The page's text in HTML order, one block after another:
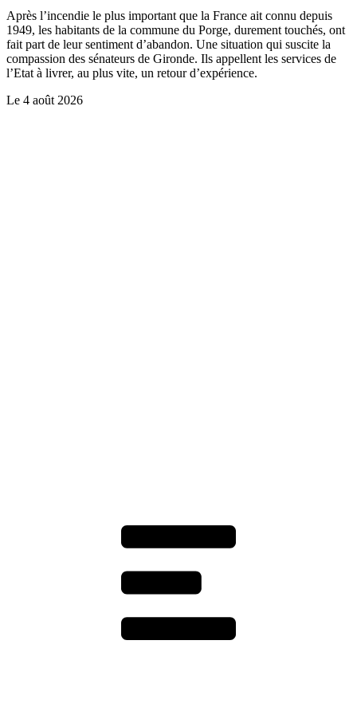
Après l’incendie le plus important que la France ait connu depuis
1949, les habitants de la commune du Porge, durement touchés, ont
fait part de leur sentiment d’abandon. Une situation qui suscite la
compassion des sénateurs de Gironde. Ils appellent les services de
l’Etat à livrer, au plus vite, un retour d’expérience.
Le 4 août 2026